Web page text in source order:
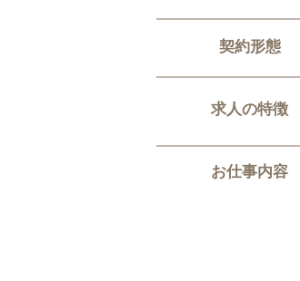
契約形態
求人の特徴
お仕事内容